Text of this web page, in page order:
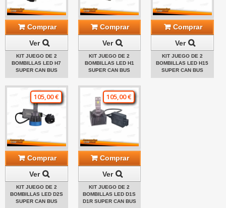
Comprar
Ver
KIT JUEGO DE 2
BOMBILLAS LED H7
SUPER CAN BUS
Comprar
Ver
KIT JUEGO DE 2
BOMBILLAS LED H1
SUPER CAN BUS
Comprar
Ver
KIT JUEGO DE 2
BOMBILLAS LED H15
SUPER CAN BUS
105,00 €
Comprar
Ver
KIT JUEGO DE 2
BOMBILLAS LED D2S
SUPER CAN BUS
105,00 €
Comprar
Ver
KIT JUEGO DE 2
BOMBILLAS LED D1S
D1R SUPER CAN BUS